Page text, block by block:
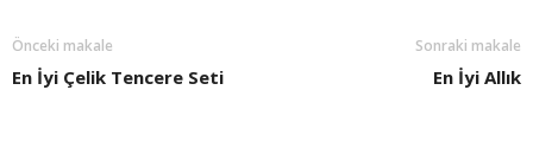
Önceki makale
En İyi Çelik Tencere Seti
Sonraki makale
En İyi Allık